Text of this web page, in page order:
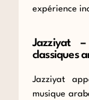
expérience
Jazziyat
classiques
Jazziyat
musique